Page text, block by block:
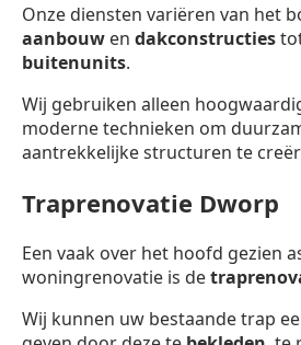
Onze diensten variëren van het
aanbouw en dakconstructies
buitenunits.
Wij gebruiken alleen
moderne technieken om
aantrekkelijke structuren te
Traprenovatie Dworp
Een vaak over het hoofd gezien
woningrenovatie is de
Wij kunnen uw bestaande trap